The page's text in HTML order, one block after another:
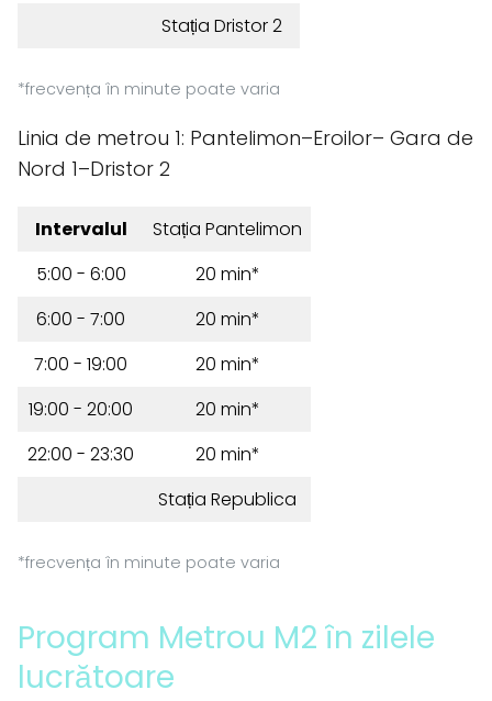
Stația Dristor 2
*frecvența în minute poate varia
Linia de metrou 1: Pantelimon–Eroilor– Gara de
Nord 1–Dristor 2
Intervalul
Stația Pantelimon
5:00 - 6:00
20 min*
6:00 - 7:00
20 min*
7:00 - 19:00
20 min*
19:00 - 20:00
20 min*
22:00 - 23:30
20 min*
Stația Republica
*frecvența în minute poate varia
Program Metrou M2 în zilele
lucrătoare